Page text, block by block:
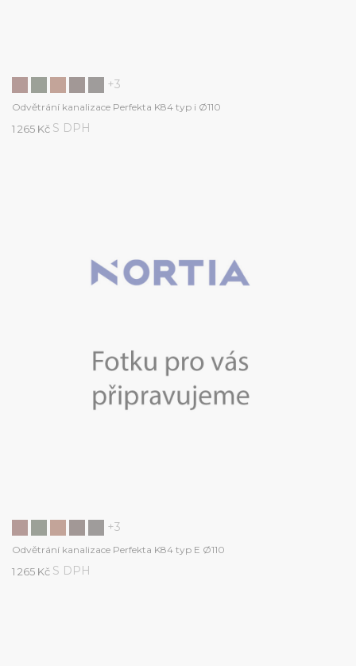
+3
Odvětrání kanalizace Perfekta K84 typ i Ø110
1 265 Kč S DPH
+3
Odvětrání kanalizace Perfekta K84 typ E Ø110
1 265 Kč S DPH